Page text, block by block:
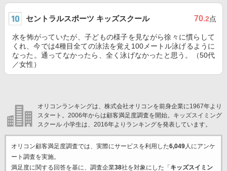
セントラルスポーツ キッズスクール 70.2点
水を怖がっていたが、子どもの様子を見ながら徐々に慣らして
くれ、今では4種目全ての泳法を覚え100メートル泳げるように
なった。通ってなかったら、全く泳げなかったと思う。（50代
／女性）
オリコンランキングは、株式会社オリコンを前身企業に1967年より
スタート。2006年からは顧客満足度調査を開始。キッズスイミング
スクール 小学生は、2016年よりランキングを発表しています。
オリコン顧客満足度調査では、実際にサービスを利用した6,049人にアンケ
ート調査を実施。
満足度に関する回答を基に、調査企業38社を対象にした「 キッズスイミン